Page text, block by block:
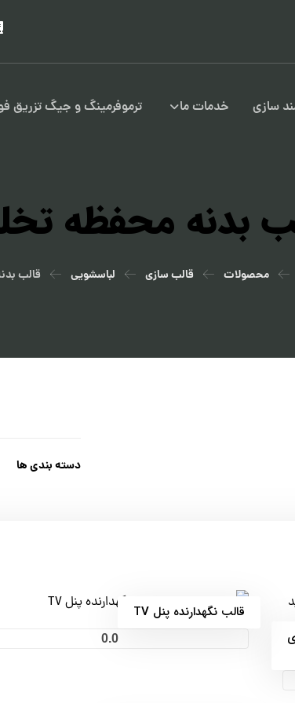
سازی خدمات ما ترموفرمینگ و جیگ تزریق
بدنه محفظه
محصولات قالب سازی لباسشویی قالب
دسته بندی ها
قالب نگهدارنده پنل TV
0.0